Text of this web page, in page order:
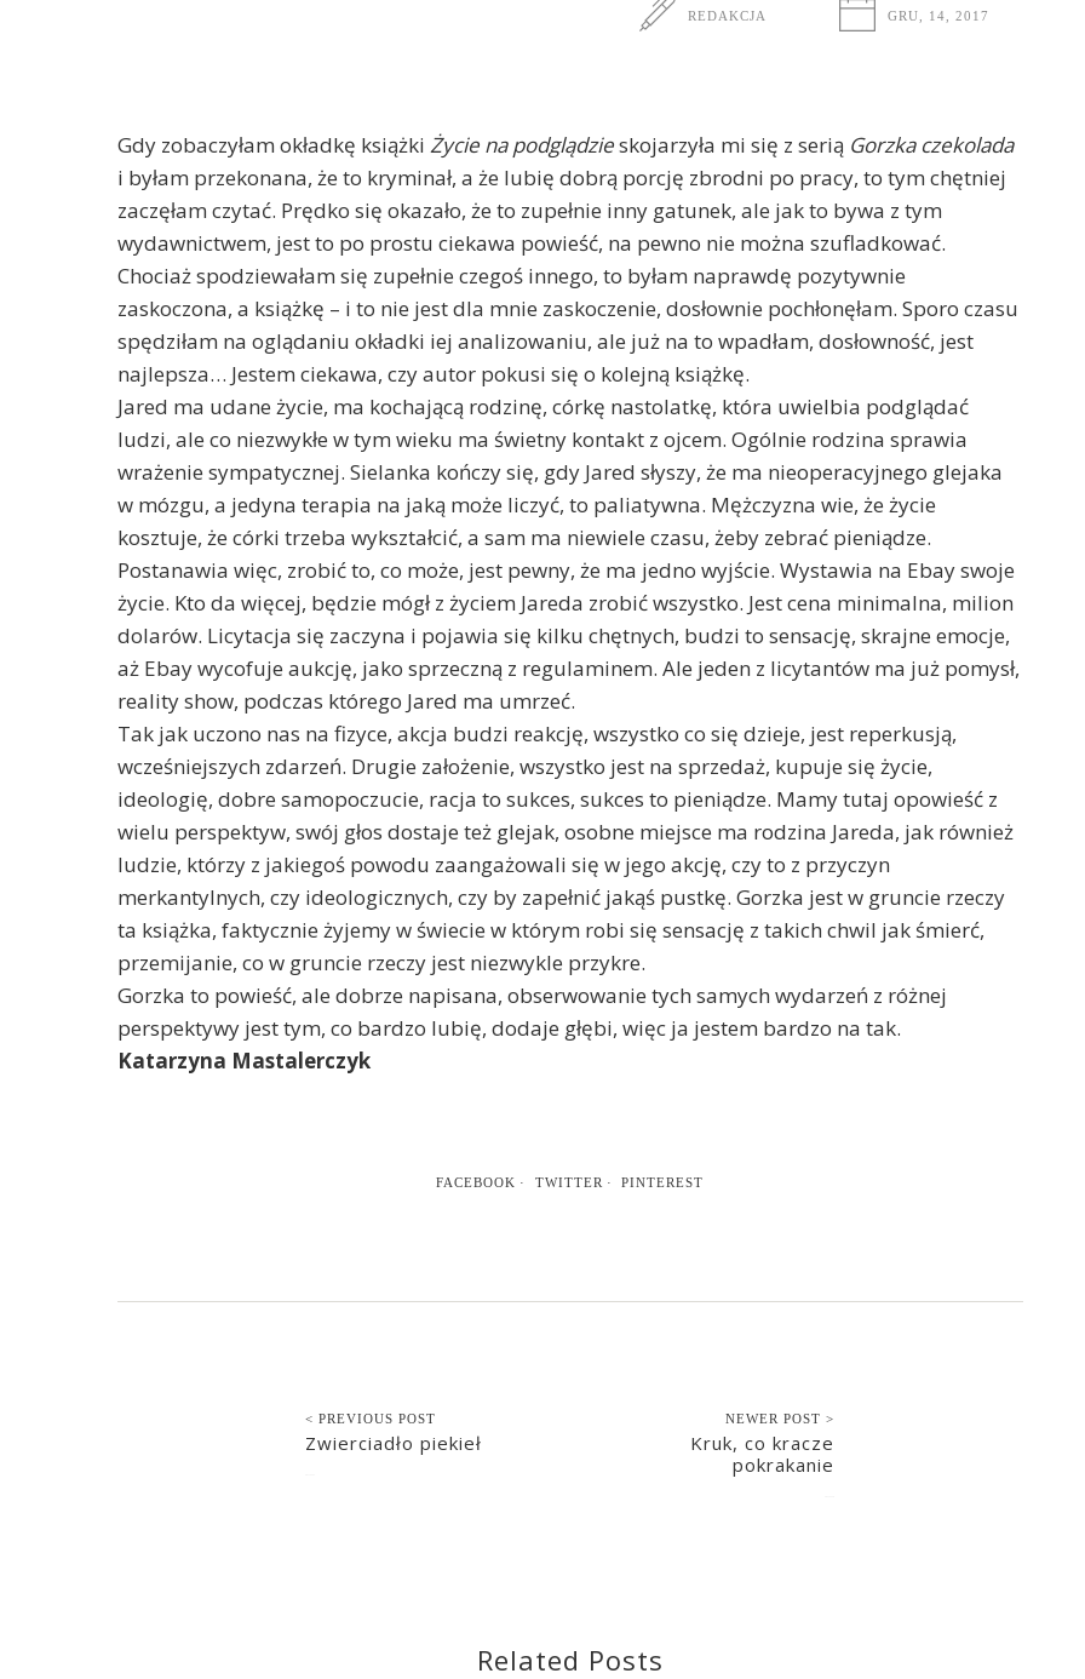
REDAKCJA GRU, 14, 2017
Gdy zobaczyłam okładkę książki Życie na podglądzieskojarzyła mi się z serią Gorzka czekolada
i byłam przekonana, że to kryminał, a że lubię dobrą porcję zbrodni po pracy, to tym chętniej
zaczęłam czytać. Prędko się okazało, że to zupełnie inny gatunek, ale jak to bywa z tym
wydawnictwem, jest to po prostu ciekawa powieść, na pewno nie można szufladkować.
Chociaż spodziewałam się zupełnie czegoś innego, to byłam naprawdę pozytywnie
zaskoczona, a książkę – i to nie jest dla mnie zaskoczenie, dosłownie pochłonęłam. Sporo czasu
spędziłam na oglądaniu okładki iej analizowaniu, ale już na to wpadłam, dosłowność, jest
najlepsza… Jestem ciekawa, czy autor pokusi się o kolejną książkę.
Jared ma udane życie, ma kochającą rodzinę, córkę nastolatkę, która uwielbia podglądać
ludzi, ale co niezwykłe w tym wieku ma świetny kontakt z ojcem. Ogólnie rodzina sprawia
wrażenie sympatycznej. Sielanka kończy się, gdy Jared słyszy, że ma nieoperacyjnego glejaka
w mózgu, a jedyna terapia na jaką może liczyć, to paliatywna. Mężczyzna wie, że życie
kosztuje, że córki trzeba wykształcić, a sam ma niewiele czasu, żeby zebrać pieniądze.
Postanawia więc, zrobić to, co może, jest pewny, że ma jedno wyjście. Wystawia na Ebay swoje
życie. Kto da więcej, będzie mógł z życiem Jareda zrobić wszystko. Jest cena minimalna, milion
dolarów. Licytacja się zaczyna i pojawia się kilku chętnych, budzi to sensację, skrajne emocje,
aż Ebay wycofuje aukcję, jako sprzeczną z regulaminem. Ale jeden z licytantów ma już pomysł,
reality show, podczas którego Jared ma umrzeć.
Tak jak uczono nas na fizyce, akcja budzi reakcję, wszystko co się dzieje, jest reperkusją,
wcześniejszych zdarzeń. Drugie założenie, wszystko jest na sprzedaż, kupuje się życie,
ideologię, dobre samopoczucie, racja to sukces, sukces to pieniądze. Mamy tutaj opowieść z
wielu perspektyw, swój głos dostaje też glejak, osobne miejsce ma rodzina Jareda, jak również
ludzie, którzy z jakiegoś powodu zaangażowali się w jego akcję, czy to z przyczyn
merkantylnych, czy ideologicznych, czy by zapełnić jakąś pustkę. Gorzka jest w gruncie rzeczy
ta książka, faktycznie żyjemy w świecie w którym robi się sensację z takich chwil jak śmierć,
przemijanie, co w gruncie rzeczy jest niezwykle przykre.
Gorzka to powieść, ale dobrze napisana, obserwowanie tych samych wydarzeń z różnej
perspektywy jest tym, co bardzo lubię, dodaje głębi, więc ja jestem bardzo na tak.
Katarzyna Mastalerczyk
FACEBOOK TWITTER PINTEREST
< PREVIOUS POST
Zwierciadło piekieł
NEWER POST >
Kruk, co kracze
pokrakanie
Related Posts